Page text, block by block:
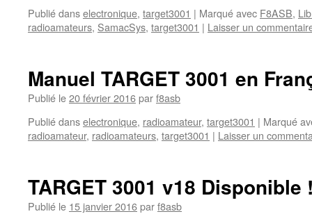
Publié danselectronique, target3001 | Marqué avec F8ASB,
radioamateurs, SamacSys, target3001 | Laisser un
Manuel TARGET 3001 en
Publié le20 février 2016parf8asb
Publié danselectronique, radioamateur, target3001 | Marqué
radioamateur, radioamateurs, target3001 | Laisser un
TARGET 3001 v18 Disponible
Publié le 15 janvier 2016parf8asb